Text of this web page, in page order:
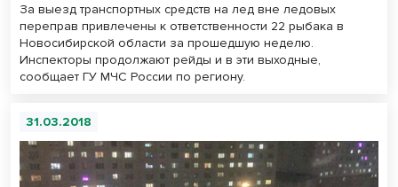
За выезд транспортных средств на лед вне ледовых
переправ привлечены к ответственности 22 рыбака в
Новосибирской области за прошедшую неделю.
Инспекторы продолжают рейды и в эти выходные,
сообщает ГУ МЧС России по региону.
31.03.2018